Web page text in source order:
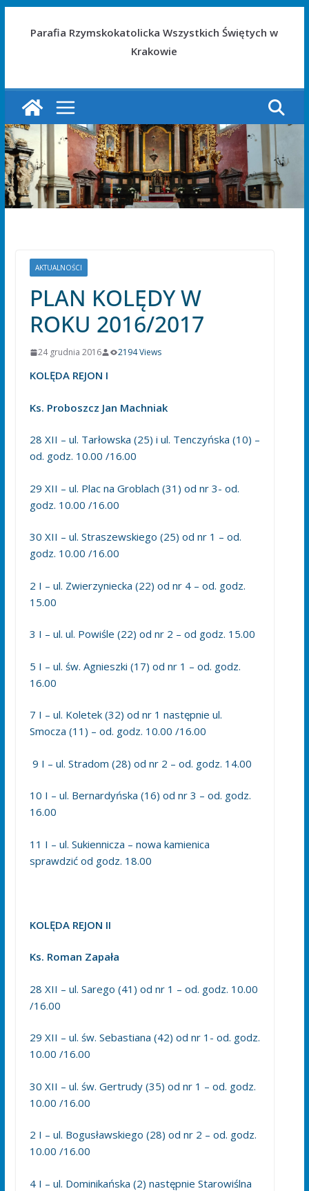
Parafia Rzymskokatolicka Wszystkich Świętych w
Krakowie
AKTUALNOŚCI
PLAN KOLĘDY W
ROKU 2016/2017
24 grudnia 2016 2194 Views
KOLĘDA REJON I
Ks. Proboszcz Jan Machniak
28 XII – ul. Tarłowska (25) i ul. Tenczyńska (10) –
od. godz. 10.00 /16.00
29 XII – ul. Plac na Groblach (31) od nr 3- od.
godz. 10.00 /16.00
30 XII – ul. Straszewskiego (25) od nr 1 – od.
godz. 10.00 /16.00
2 I – ul. Zwierzyniecka (22) od nr 4 – od. godz.
15.00
3 I – ul. ul. Powiśle (22) od nr 2 – od godz. 15.00
5 I – ul. św. Agnieszki (17) od nr 1 – od. godz.
16.00
7 I – ul. Koletek (32) od nr 1 następnie ul.
Smocza (11) – od. godz. 10.00 /16.00
9 I – ul. Stradom (28) od nr 2 – od. godz. 14.00
10 I – ul. Bernardyńska (16) od nr 3 – od. godz.
16.00
11 I – ul. Sukiennicza – nowa kamienica
sprawdzić od godz. 18.00
KOLĘDA REJON II
Ks. Roman Zapała
28 XII – ul. Sarego (41) od nr 1 – od. godz. 10.00
/16.00
29 XII – ul. św. Sebastiana (42) od nr 1- od. godz.
10.00 /16.00
30 XII – ul. św. Gertrudy (35) od nr 1 – od. godz.
10.00 /16.00
2 I – ul. Bogusławskiego (28) od nr 2 – od. godz.
10.00 /16.00
4 I – ul. Dominikańska (2) następnie Starowiślna